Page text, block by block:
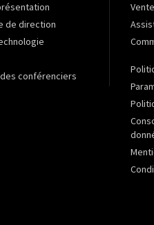
de direction
conférenciers